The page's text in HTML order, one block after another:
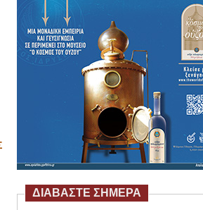
ΔΙΑΒΑΣΤΕ ΣΗΜΕΡΑ